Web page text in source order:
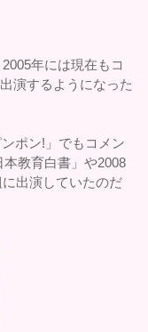
年には現在もコ
演するようになった
ポン!」でもコメン
教育白書」や2008
出演していたのだ